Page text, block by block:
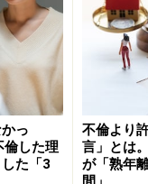
ぐには？ 夫婦の
？
、事務的な夫の反
っ
倫した理
た「3
不倫より
言」とは
が「熟年